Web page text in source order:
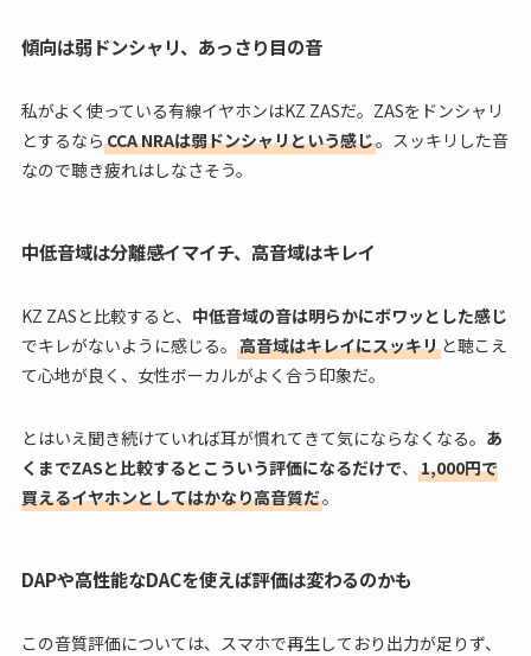
傾向は弱ドンシャリ、あっさり目の音
私がよく使っている有線イヤホンはKZ ZASだ。ZASをドンシャリ
とするならCCA NRAは弱ドンシャリという感じ。スッキリした音
なので聴き疲れはしなさそう。
中低音域は分離感イマイチ、高音域はキレイ
KZ ZASと比較すると、 中低音域の音は明らかにボワッとした感じ
でキレがないように感じる。 高音域はキレイにスッキリと聴こえ
て心地が良く、女性ボーカルがよく合う印象だ。
とはいえ聞き続けていれば耳が慣れてきて気にならなくなる。 あ
くまでZASと比較するとこういう評価になるだけで、 1,000円で
買えるイヤホンとしてはかなり高音質だ。
DAPや高性能なDACを使えば評価は変わるのかも
この音質評価については、スマホで再生しており出力が足りず、